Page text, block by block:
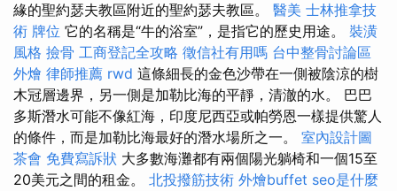
緣的聖約瑟夫教區附近的聖約瑟夫教區。 醫美 士林推拿技
術 牌位 它的名稱是“牛的浴室”，是指它的歷史用途。 裝潢
風格 撿骨 工商登記全攻略 徵信社有用嗎 台中整骨討論區
外燴 律師推薦 rwd 這條細長的金色沙帶在一側被陰涼的樹
木冠層邊界，另一側是加勒比海的平靜，清澈的水。 巴巴
多斯潛水可能不像紅海，印度尼西亞或帕勞恩一樣提供驚人
的條件，而是加勒比海最好的潛水場所之一。 室內設計圖
茶會 免費寫訴狀 大多數海灘都有兩個陽光躺椅和一個15至
20美元之間的租金。 北投撥筋技術 外燴buffet seo是什麼